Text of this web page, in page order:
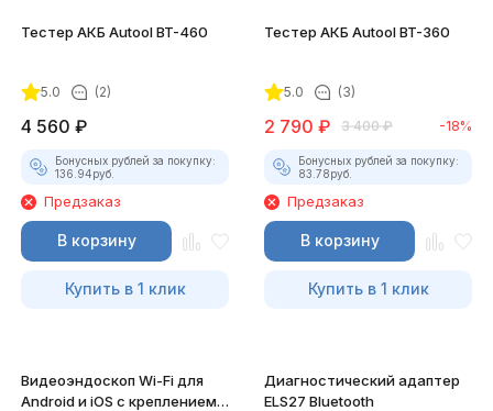
Тестер АКБ Autool BT-460
5.0 (2)
4 560 ₽
Бонусных рублей за покупку:
136.94руб.
Предзаказ
В корзину
Купить в 1 клик
Тестер АКБ Autool BT-360
5.0 (3)
2 790 ₽ 3 400 ₽ -18%
Бонусных рублей за покупку:
83.78руб.
Предзаказ
В корзину
Купить в 1 клик
Видеоэндоскоп Wi-Fi для
Android и iOS с креплением
Диагностический адаптер
ELS27 Bluetooth